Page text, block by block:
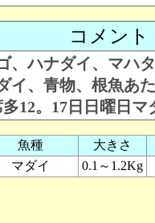
コメント
、ハナダイ、マハ
イ、青物、根魚あ
12。17日日曜日マ
魚種 大きさ
マダイ
0.1～1.2Kg